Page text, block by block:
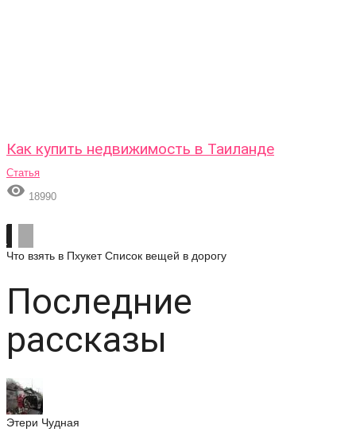
Как купить недвижимость в Таиланде
Статья
 18990
Что взять в Пхукет Список вещей в дорогу
Последние
рассказы
Этери Чудная